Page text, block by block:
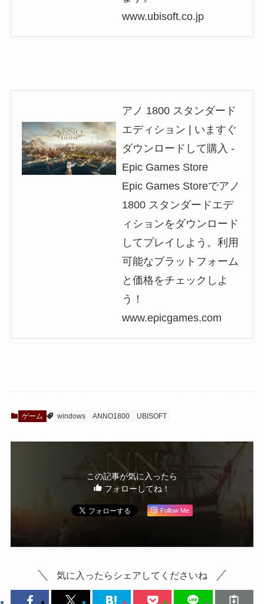
www.ubisoft.co.jp
アノ 1800 スタンダード
エディション | いますぐ
ダウンロードして購入 -
Epic Games Store
Epic Games Storeでアノ
1800 スタンダードエデ
ィションをダウンロード
してプレイしよう。利用
可能なプラットフォーム
と価格をチェックしよ
う！
www.epicgames.com
ゲーム windows ANNO1800 UBISOFT
この記事が気に入ったら
フォローしてね！
Follow Me
気に入ったらシェアしてくださいね